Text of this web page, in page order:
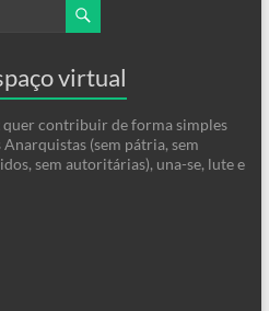
virtual
quer contribuir de forma simples
(sem pátria, sem
sem autoritárias), una-se, lute e